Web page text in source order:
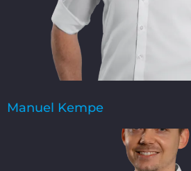
Manuel Kempe